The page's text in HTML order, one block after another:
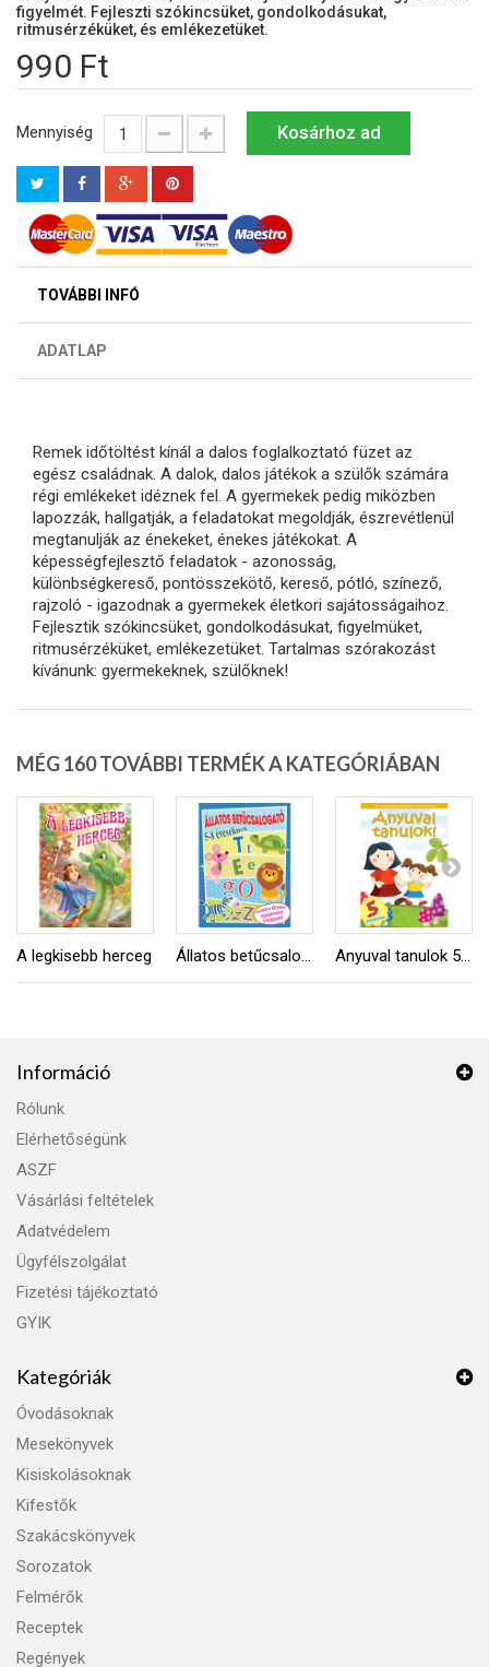
figyelmét. Fejleszti szókincsüket, gondolkodásukat,
ritmusérzéküket, és emlékezetüket.
990 Ft
Mennyiség Kosárhoz ad
TOVÁBBI INFÓ
ADATLAP
Remek időtöltést kínál a dalos foglalkoztató füzet az
egész családnak. A dalok, dalos játékok a szülők számára
régi emlékeket idéznek fel. A gyermekek pedig miközben
lapozzák, hallgatják, a feladatokat megoldják, észrevétlenül
megtanulják az énekeket, énekes játékokat. A
képességfejlesztő feladatok - azonosság,
különbségkereső, pontösszekötő, kereső, pótló, színező,
rajzoló - igazodnak a gyermekek életkori sajátosságaihoz.
Fejlesztik szókincsüket, gondolkodásukat, figyelmüket,
ritmusérzéküket, emlékezetüket. Tartalmas szórakozást
kívánunk: gyermekeknek, szülőknek!
MÉG 160 TOVÁBBI TERMÉK A KATEGÓRIÁBAN
A legkisebb herceg Állatos betűcsalogató Anyuval tanulok 5 éveseknek
Információ
Rólunk
Elérhetőségünk
ASZF
Vásárlási feltételek
Adatvédelem
Ügyfélszolgálat
Fizetési tájékoztató
GYIK
Kategóriák
Óvodásoknak
Mesekönyvek
Kisiskolásoknak
Kifestők
Szakácskönyvek
Sorozatok
Felmérők
Receptek
Regények